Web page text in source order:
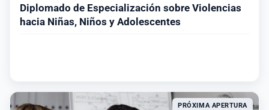
Diplomado de Especialización sobre Violencias
hacia Niñas, Niños y Adolescentes
PRÓXIMA APERTURA